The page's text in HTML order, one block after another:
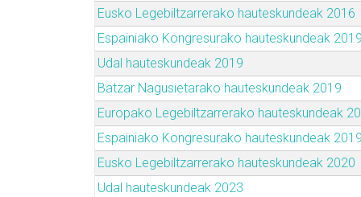
Eusko Legebiltzarrerako hauteskundeak 2016
Espainiako Kongresurako hauteskundeak 2019
Udal hauteskundeak 2019
Batzar Nagusietarako hauteskundeak 2019
Europako Legebiltzarrerako hauteskundeak
Espainiako Kongresurako hauteskundeak 2019
Eusko Legebiltzarrerako hauteskundeak 2020
Udal hauteskundeak 2023